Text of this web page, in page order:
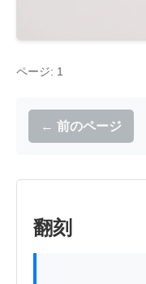
ページ: 1
← 前のページ
翻刻